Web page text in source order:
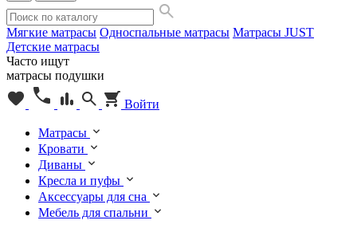
Мягкие матрасы Односпальные матрасы Матрасы JUST
Детские матрасы
Часто ищут
матрасы подушки
Войти
Матрасы
Кровати
Диваны
Кресла и пуфы
Аксессуары для сна
Мебель для спальни